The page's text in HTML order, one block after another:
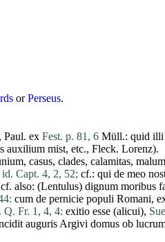
orPerseus.
, Paul. ex Fest. p. 81, 6 Müll.: quid illi
auxilium mist, etc., Fleck. Lorenz).
, casus, clades, calamitas, malum
id. Capt. 4, 2, 52; cf.: qui de meo
cf. also: (Lentulus) dignum moribus
cum de pernicie populi Romani,
Q. Fr. 1, 4, 4: exitio esse (alicui),
auguris Argivi domus ob